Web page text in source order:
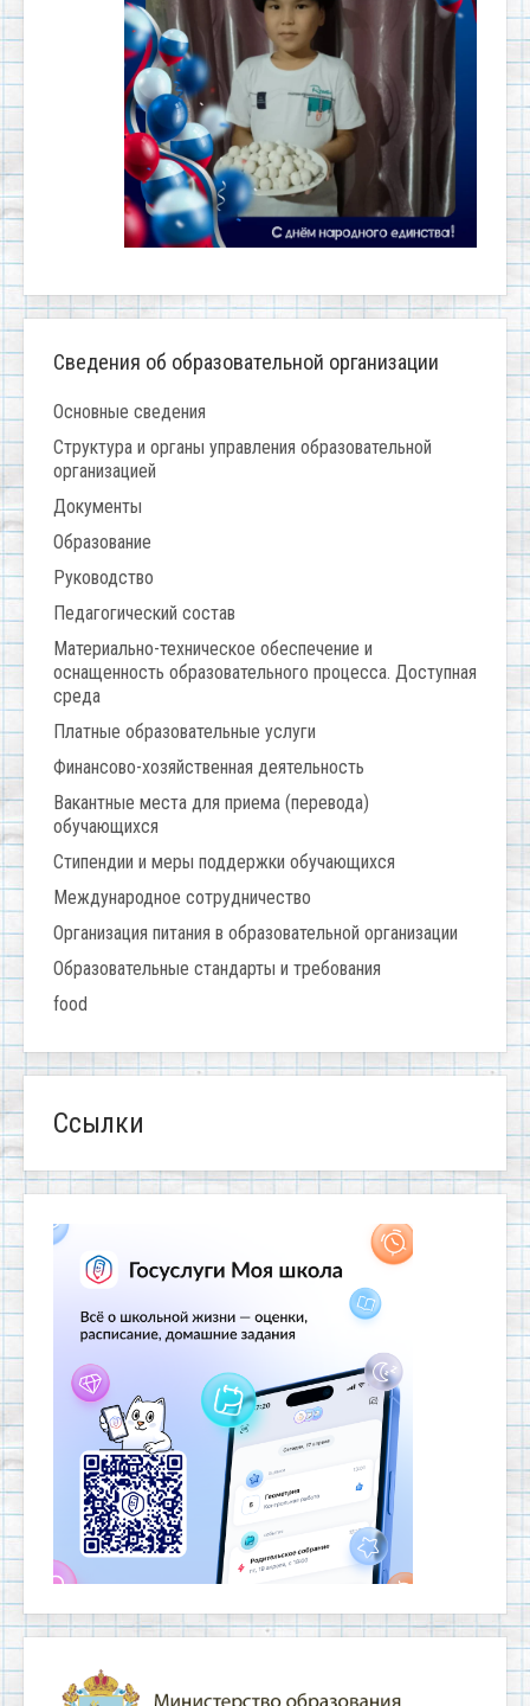
Сведения об образовательной организации
Основные сведения
Структура и органы управления образовательной
организацией
Документы
Образование
Руководство
Педагогический состав
Материально-техническое обеспечение и
оснащенность образовательного процесса. Доступная
среда
Платные образовательные услуги
Финансово-хозяйственная деятельность
Вакантные места для приема (перевода)
обучающихся
Стипендии и меры поддержки обучающихся
Международное сотрудничество
Организация питания в образовательной организации
Образовательные стандарты и требования
food
Ссылки